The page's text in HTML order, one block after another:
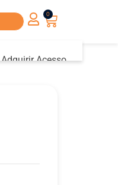
Adquirir Acesso
0